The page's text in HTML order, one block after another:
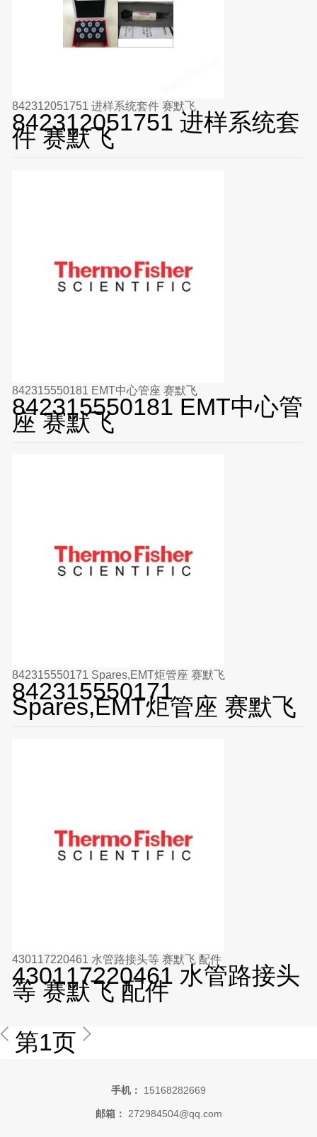
842312051751 进样系统套件 赛默飞
842312051751 进样系统套
件 赛默飞
842315550181 EMT中心管座 赛默飞
842315550181 EMT中心管
座 赛默飞
842315550171 Spares,EMT炬管座 赛默飞
842315550171
Spares,EMT炬管座 赛默飞
430117220461 水管路接头等 赛默飞 配件
430117220461 水管路接头
等 赛默飞 配件
第1页
手机： 15168282669
邮箱： 272984504@qq.com